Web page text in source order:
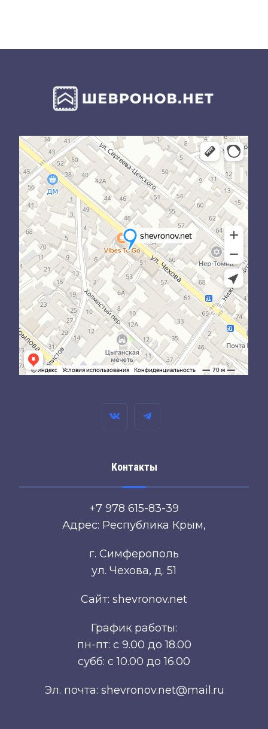
Контакты
+7 978 615-83-39
Адрес: Республика Крым,
г. Симферополь
ул. Чехова, д. 51
Сайт: shevronov.net
График работы:
пн-пт: с 9.00 до 18.00
субб: с 10.00 до 16.00
Эл. почта: shevronov.net@mail.ru